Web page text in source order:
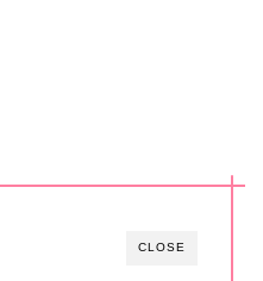
CLOSE